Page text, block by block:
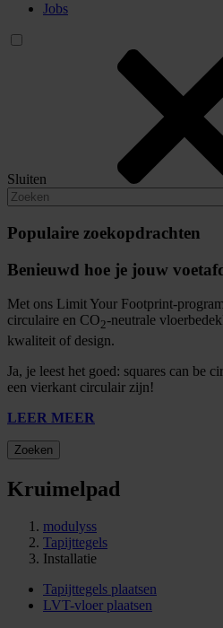
Jobs
Sluiten
Populaire zoekopdrachten
Benieuwd hoe je jouw
Met ons Limit Your Footprint-
circulaire en CO2-neutrale
kwaliteit of design.
Ja, je leest het goed: squares can be
een vierkant circulair zijn!
LEER MEER
Zoeken
Kruimelpad
modulyss
Tapijttegels
Installatie
Tapijttegels plaatsen
LVT-vloer plaatsen